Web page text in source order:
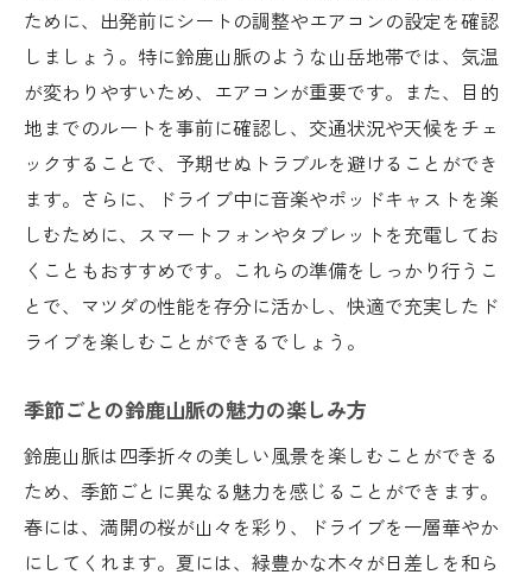
ために、出発前にシートの調整やエアコンの設定を確認
しましょう。特に鈴鹿山脈のような山岳地帯では、気温
が変わりやすいため、エアコンが重要です。また、目的
地までのルートを事前に確認し、交通状況や天候をチェ
ックすることで、予期せぬトラブルを避けることができ
ます。さらに、ドライブ中に音楽やポッドキャストを楽
しむために、スマートフォンやタブレットを充電してお
くこともおすすめです。これらの準備をしっかり行うこ
とで、マツダの性能を存分に活かし、快適で充実したド
ライブを楽しむことができるでしょう。
季節ごとの鈴鹿山脈の魅力の楽しみ方
鈴鹿山脈は四季折々の美しい風景を楽しむことができる
ため、季節ごとに異なる魅力を感じることができます。
春には、満開の桜が山々を彩り、ドライブを一層華やか
にしてくれます。夏には、緑豊かな木々が日差しを和ら